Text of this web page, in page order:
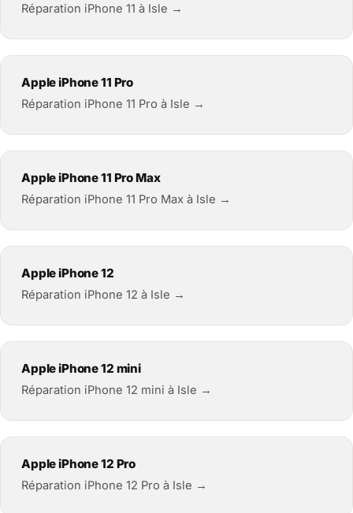
Réparation iPhone 11 à Isle →
Apple iPhone 11 Pro
Réparation iPhone 11 Pro à Isle →
Apple iPhone 11 Pro Max
Réparation iPhone 11 Pro Max à Isle →
Apple iPhone 12
Réparation iPhone 12 à Isle →
Apple iPhone 12 mini
Réparation iPhone 12 mini à Isle →
Apple iPhone 12 Pro
Réparation iPhone 12 Pro à Isle →